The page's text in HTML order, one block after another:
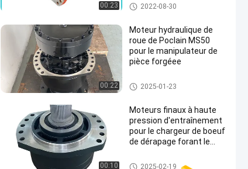
00:23 moteur hydraulique de piston
2022-08-30
00:22
Moteur hydraulique de
roue de Poclain MS50
pour le manipulateur de
pièce forgéee
moteur hydraulique de piston
2025-01-23
00:10
Moteurs finaux à haute
pression d'entraînement
pour le chargeur de boeuf
de dérapage forant le
Rexroth MCR10
moteur hydraulique de piston
2025-02-19